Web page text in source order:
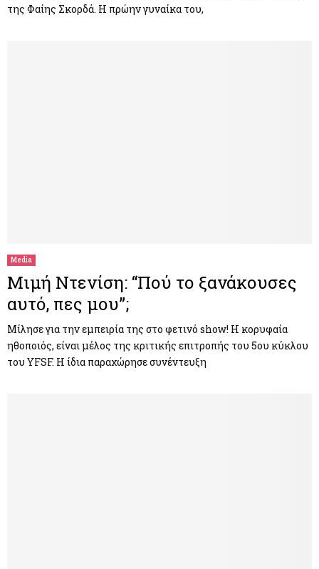
της Φαίης Σκορδά. Η πρώην γυναίκα του,
Media
Μιμή Ντενίση: “Πού το ξανάκουσες
αυτό, πες μου”;
Μίλησε για την εμπειρία της στο φετινό show! Η κορυφαία
ηθοποιός, είναι μέλος της κριτικής επιτροπής του 5ου κύκλου
του YFSF. Η ίδια παραχώρησε συνέντευξη